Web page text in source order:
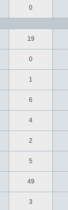
0
19
0
1
6
4
2
5
49
3